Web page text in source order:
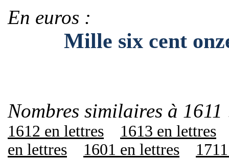
En euros :
Mille six cent onze
Nombres similaires à 1611
1612 en lettres
1613 en lettres
en lettres
1601 en lettres